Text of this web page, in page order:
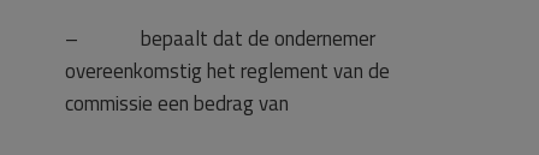
– bepaalt dat de ondernemer
overeenkomstig het reglement van de
commissie een bedrag van